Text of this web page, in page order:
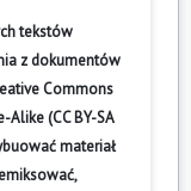
tekstów
z dokumentów
Commons
(CC BY-SA
materiał